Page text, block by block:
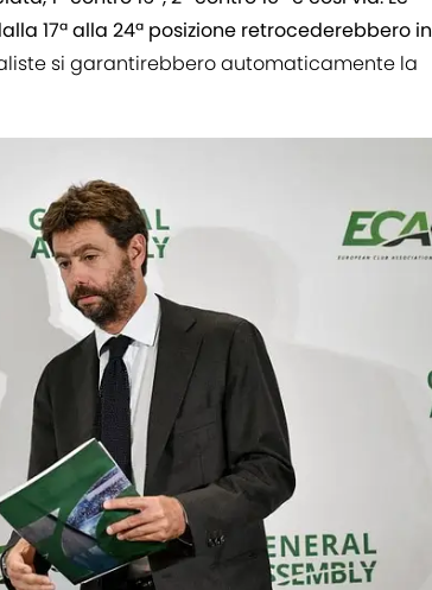
17ª alla 24ª posizione retrocederebbero in
si garantirebbero automaticamente la